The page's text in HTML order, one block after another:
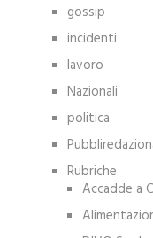
gossip
incidenti
lavoro
Nazionali
politica
Rubriche
Accadde a